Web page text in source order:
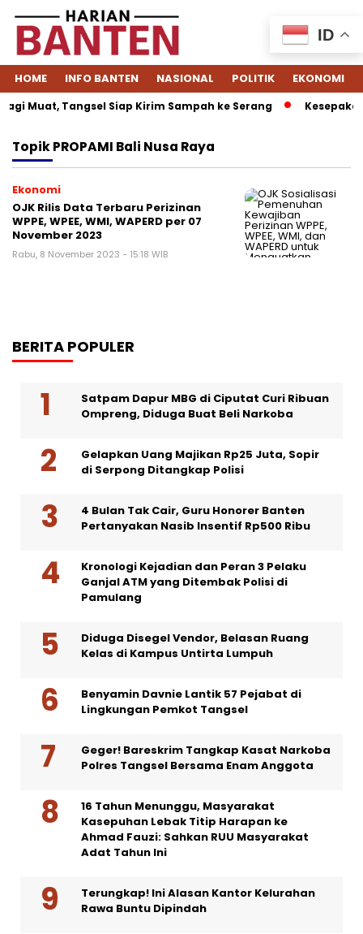
HOME INFO BANTEN NASIONAL POLITIK EKONOMI
Muat, Tangsel Siap Kirim Sampah ke Serang
TopikPROPAMI Bali Nusa Raya
Ekonomi
OJK Rilis Data Terbaru Perizinan
WPPE, WPEE, WMI, WAPERD per 07
November 2023
Rabu, 8 November 2023 - 15:18 WIB
BERITA POPULER
Satpam Dapur MBG di Ciputat Curi Ribuan
Ompreng, Diduga Buat Beli Narkoba
Gelapkan Uang Majikan Rp25 Juta, Sopir
di Serpong Ditangkap Polisi
4 Bulan Tak Cair, Guru Honorer Banten
Pertanyakan Nasib Insentif Rp500 Ribu
Kronologi Kejadian dan Peran 3 Pelaku
Ganjal ATM yang Ditembak Polisi di
Pamulang
Diduga Disegel Vendor, Belasan Ruang
Kelas di Kampus Untirta Lumpuh
Benyamin Davnie Lantik 57 Pejabat di
Lingkungan Pemkot Tangsel
Geger! Bareskrim Tangkap Kasat Narkoba
Polres Tangsel Bersama Enam Anggota
16 Tahun Menunggu, Masyarakat
Kasepuhan Lebak Titip Harapan ke
Ahmad Fauzi: Sahkan RUU Masyarakat
Adat Tahun Ini
Terungkap! Ini Alasan Kantor Kelurahan
Rawa Buntu Dipindah
ID